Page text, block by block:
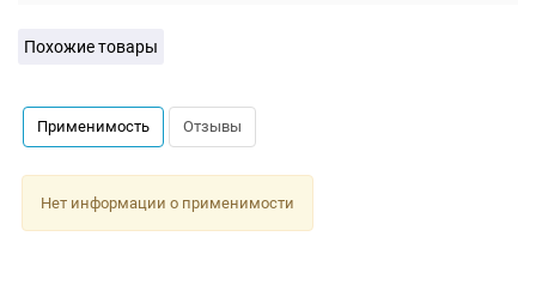
Похожие товары
Применимость Отзывы
Нет информации о применимости